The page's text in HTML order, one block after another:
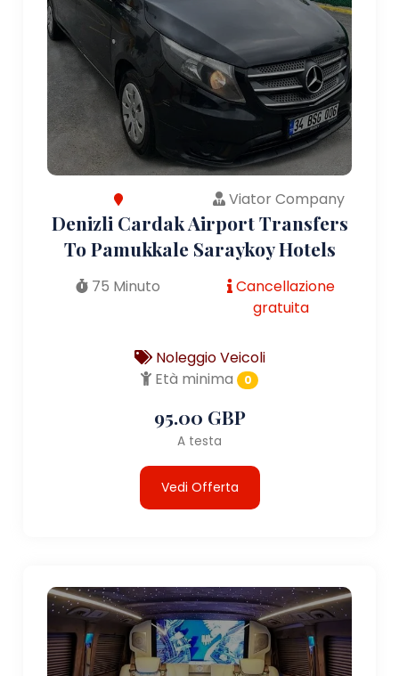
Viator Company
Denizli Cardak Airport Transfers
To Pamukkale Saraykoy Hotels
75 Minuto
Cancellazione
gratuita
Noleggio Veicoli
Età minima
0
95.00 GBP
A testa
Vedi Offerta